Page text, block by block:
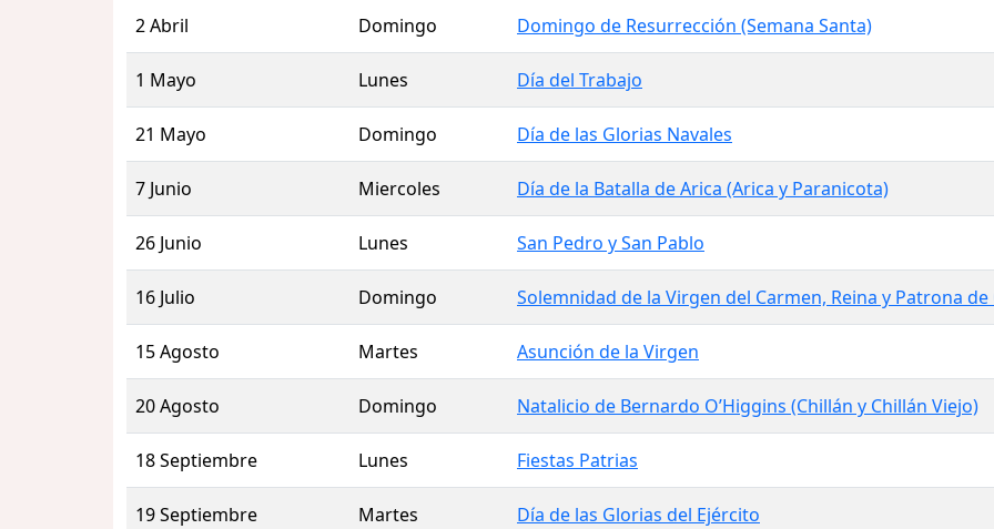
2 Abril Domingo Domingo de Resurrección (Semana Santa)
1 Mayo Lunes Día del Trabajo
21 Mayo Domingo Día de las Glorias Navales
7 Junio Miercoles Día de la Batalla de Arica (Arica y Paranicota)
26 Junio Lunes San Pedro y San Pablo
16 Julio Domingo Solemnidad de la Virgen del Carmen, Reina y Patrona de
15 Agosto Martes Asunción de la Virgen
20 Agosto Domingo Natalicio de Bernardo O’Higgins (Chillán y Chillán Viejo)
18 Septiembre Lunes Fiestas Patrias
19 Septiembre Martes Día de las Glorias del Ejército